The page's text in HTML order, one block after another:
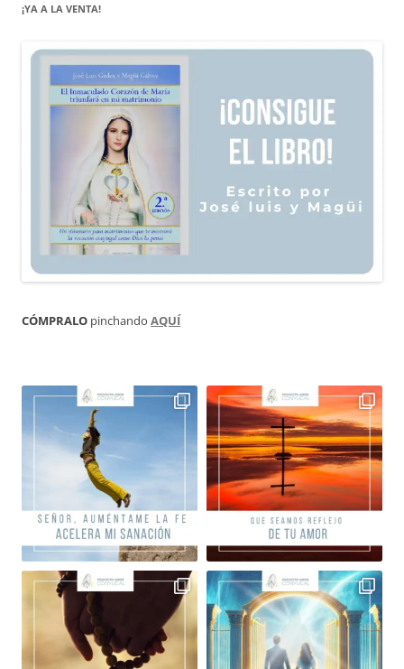
¡YA A LA VENTA!
CÓMPRALO pinchando AQUÍ